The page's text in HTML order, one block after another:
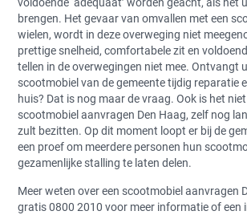
voldoende ‘adequaat’ worden geacht, als het
brengen. Het gevaar van omvallen met een
wielen, wordt in deze overweging niet
prettige snelheid, comfortabele zit en
tellen in de overwegingen niet mee. Ontvangt
scootmobiel van de gemeente tijdig reparatie
huis? Dat is nog maar de vraag. Ook is het
scootmobiel aanvragen Den Haag, zelf nog
zult bezitten. Op dit moment loopt er bij de
een proef om meerdere personen hun
gezamenlijke stalling te laten delen.
Meer weten over een scootmobiel aanvragen
gratis 0800 2010 voor meer informatie of een